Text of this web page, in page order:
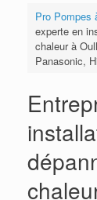
Pro Pompes
experte en
chaleur à
Panasonic,